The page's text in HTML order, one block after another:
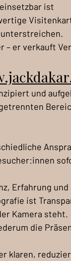
ist
– er verkauft
und
Erfahrung
ist
Kamera steht.
die
klaren,